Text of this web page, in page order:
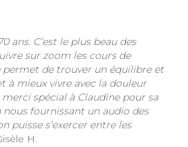
ans. C’est le plus beau des
sur zoom les cours de
permet de trouver un équilibre et
à mieux vivre avec la douleur
merci spécial à Claudine pour sa
fournissant un audio des
puisse s’exercer entre les
H.